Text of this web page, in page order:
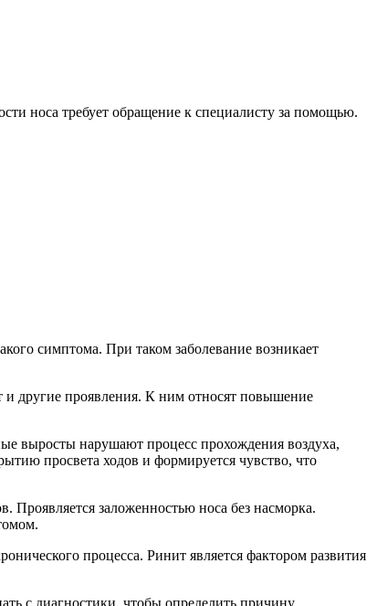
носа требует обращение к специалисту за помощью.
симптома. При таком заболевание возникает
другие проявления. К ним относят повышение
выросты нарушают процесс прохождения воздуха,
просвета ходов и формируется чувство, что
Проявляется заложенностью носа без насморка.
процесса. Ринит является фактором развития
с диагностики, чтобы определить причину